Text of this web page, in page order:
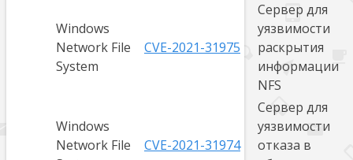
Windows
Network File
System
CVE-2021-31975
Сервер для
уязвимости
раскрытия
информации
NFS
Windows
Network File
CVE-2021-31974
Сервер для
уязвимости
отказа в